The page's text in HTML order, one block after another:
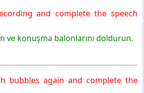
and complete the speech
ve konuşma balonlarını doldurun.
bubbles again and complete the